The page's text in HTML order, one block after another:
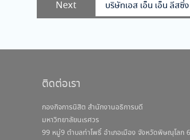
Next
post:
บริษัทเอส เอ็น เอ็น ลีสซิ่
ติดต่อเรา
กองกิจการนิสิต สำนักงานอธิการบดี
มหาวิทยาลัยนเรศวร
99 หมู่9 ตำบลท่าโพธิ์ อำเภอเมือง จังหวัดพิษณุโลก